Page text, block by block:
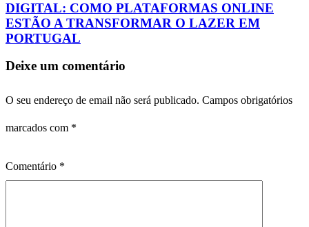
DIGITAL: COMO PLATAFORMAS ONLINE
ESTÃO A TRANSFORMAR O LAZER EM
PORTUGAL
Deixe um comentário
O seu endereço de email não será publicado. Campos obrigatórios
marcados com *
Comentário *